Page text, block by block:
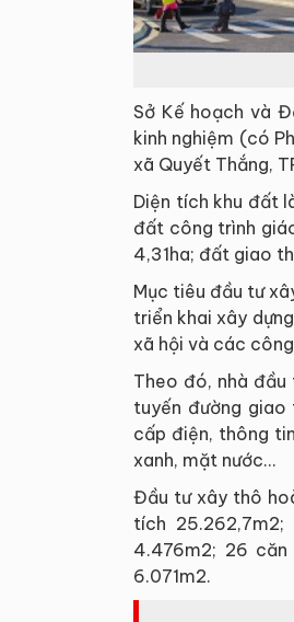
Sở Kế hoạch và
kinh nghiệm (có
xã Quyết Thắng,
Diện tích khu đất
đất công trình
4,31ha; đất giao
Mục tiêu đầu tư
triển khai xây
xã hội và các
Theo đó, nhà đầu
tuyến đường
cấp điện, thông
xanh, mặt nước...
Đầu tư xây thô
tích
4.476m2; 26
6.071m2.